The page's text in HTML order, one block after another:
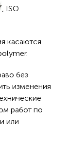
, ISO
касаются
без
изменения
работ по
или